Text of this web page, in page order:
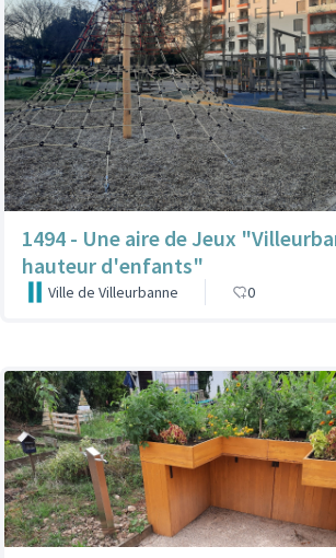
1494 - Une aire de Jeux
hauteur d'enfants"
Ville de Villeurbanne 0